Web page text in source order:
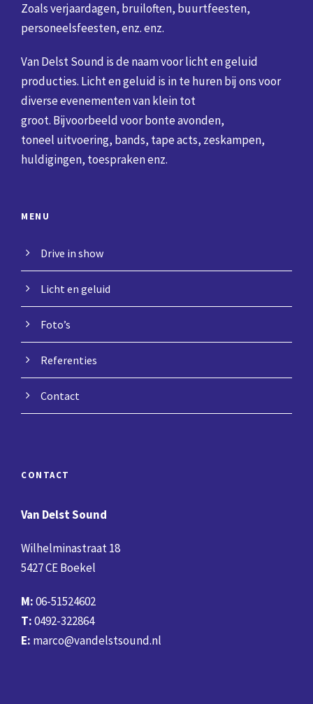
Zoals verjaardagen, bruiloften, buurtfeesten,
personeelsfeesten, enz. enz.
Van Delst Sound is de naam voor licht en geluid
producties. Licht en geluid is in te huren bij ons voor
diverse evenementen van klein tot
groot. Bijvoorbeeld voor bonte avonden,
toneel uitvoering, bands, tape acts, zeskampen,
huldigingen, toespraken enz.
MENU
Drive in show
Licht en geluid
Foto’s
Referenties
Contact
CONTACT
Van Delst Sound
Wilhelminastraat 18
5427 CE Boekel
M:06-51524602
T:0492-322864
E: marco@vandelstsound.nl